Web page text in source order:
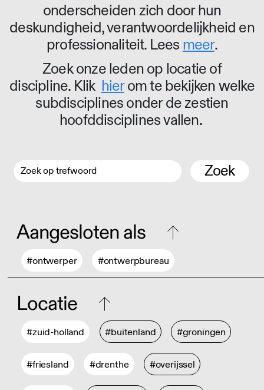
onderscheiden zich door hun
deskundigheid, verantwoordelijkheid en
professionaliteit. Lees meer.
Zoek onze leden op locatie of
discipline. Klik hierom te bekijken welke
subdisciplines onder de zestien
hoofddisciplines vallen.
Zoek
Aangesloten als
#ontwerper #ontwerpbureau
Locatie
#zuid-holland #buitenland #groningen
#friesland #drenthe #overijssel